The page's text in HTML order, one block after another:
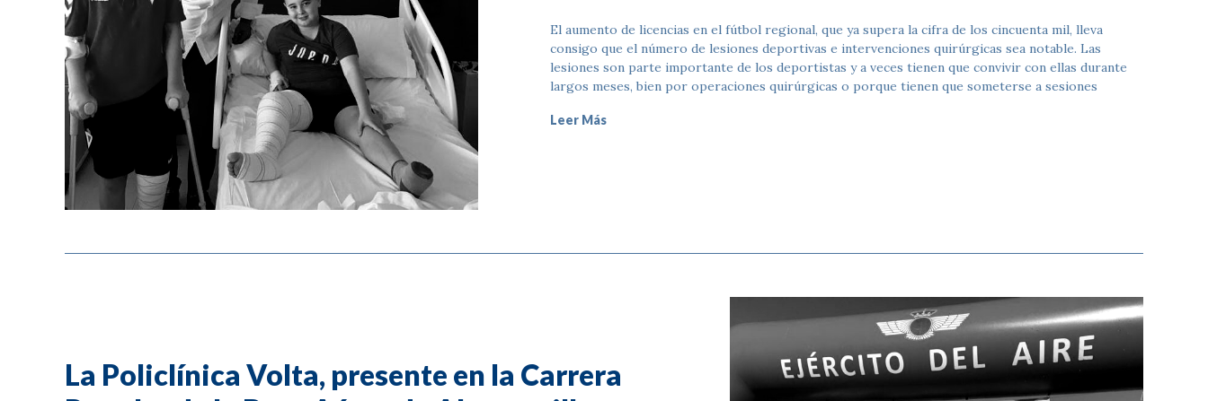
El aumento de licencias en el fútbol regional, que ya supera la cifra de los cincuenta mil, lleva
consigo que el número de lesiones deportivas e intervenciones quirúrgicas sea notable. Las
lesiones son parte importante de los deportistas y a veces tienen que convivir con ellas durante
largos meses, bien por operaciones quirúrgicas o porque tienen que someterse a sesiones
Leer Más
La Policlínica Volta, presente en la Carrera